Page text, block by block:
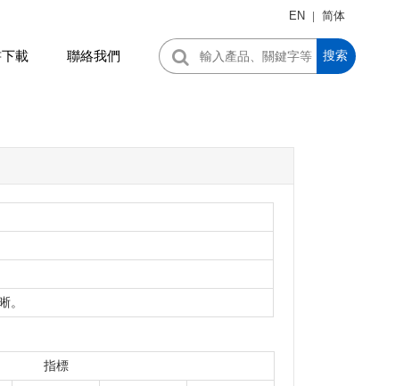
EN 简体
載 聯絡我們 搜索
。
指標